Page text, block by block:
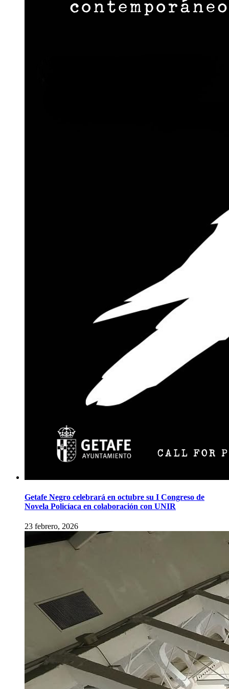
Getafe Negro celebrará en octubre su I Congreso de
Novela Policíaca en colaboración con UNIR
23 febrero, 2026